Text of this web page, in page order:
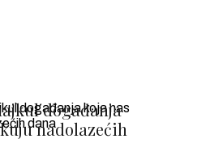
događanja
nadolazećih